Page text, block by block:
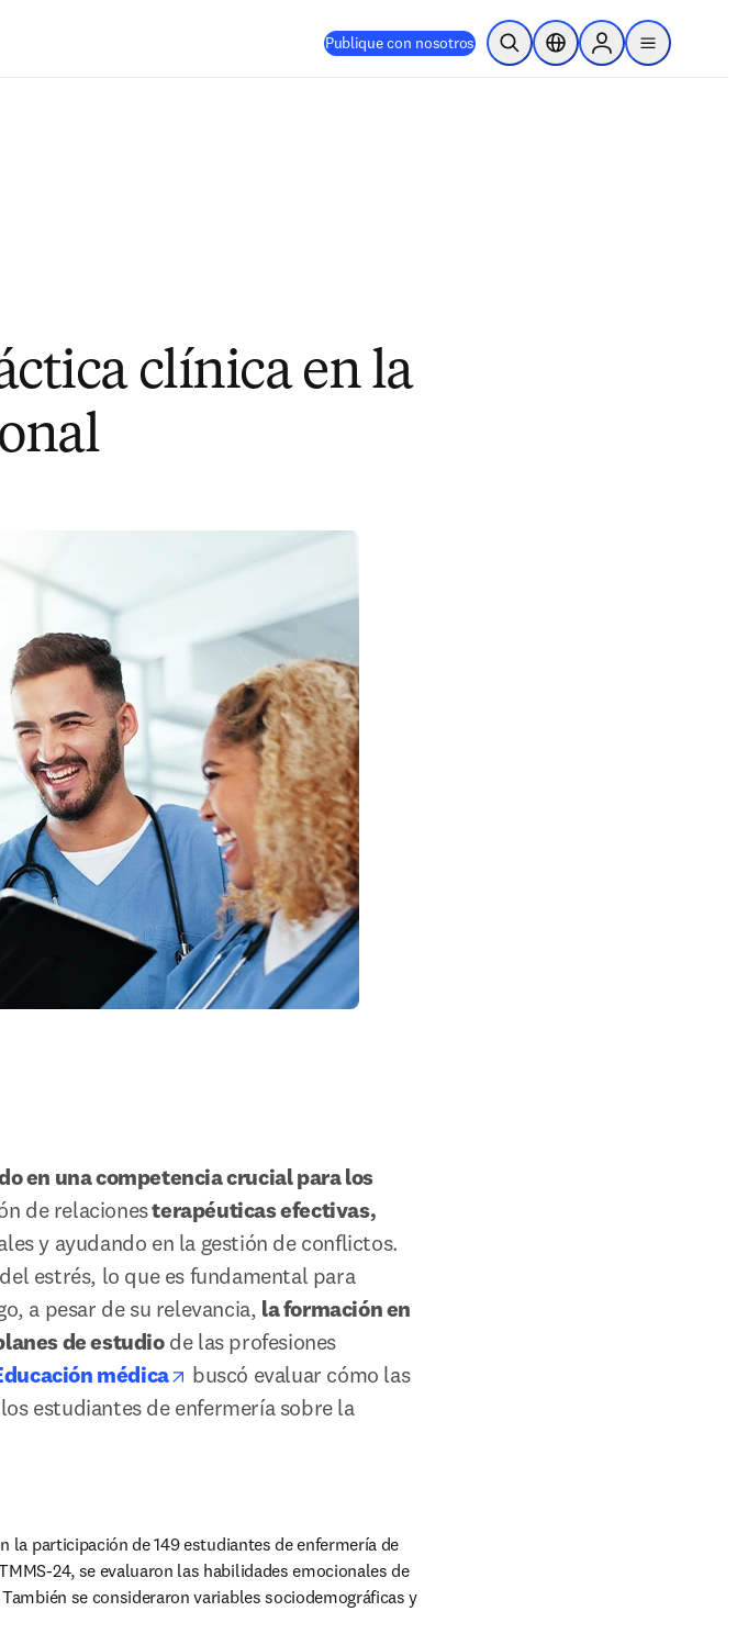
Publique con nosotros Abrir búsquedaSelector de ubicación
Sign in to products
menu
clínica en la
en una competencia crucial para los
de relaciones terapéuticas efectivas,
y ayudando en la gestión de conflictos.
estrés, lo que es fundamental para
a pesar de su relevancia, la formación en
de estudio de las profesiones
médica opens in new tab/window
buscó evaluar cómo las
estudiantes de enfermería sobre la
participación de 149 estudiantes de enfermería de
24, se evaluaron las habilidades emocionales de
se consideraron variables sociodemográficas y